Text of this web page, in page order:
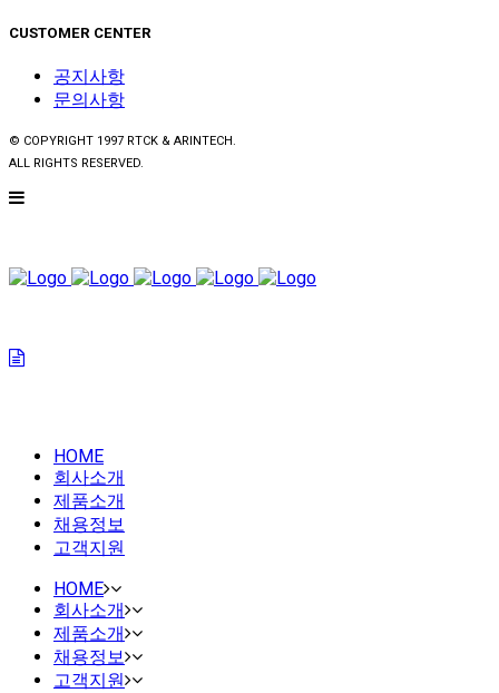
CUSTOMER CENTER
공지사항
문의사항
© COPYRIGHT 1997 RTCK & ARINTECH.
ALL RIGHTS RESERVED.
HOME
회사소개
제품소개
채용정보
고객지원
HOME
회사소개
제품소개
채용정보
고객지원